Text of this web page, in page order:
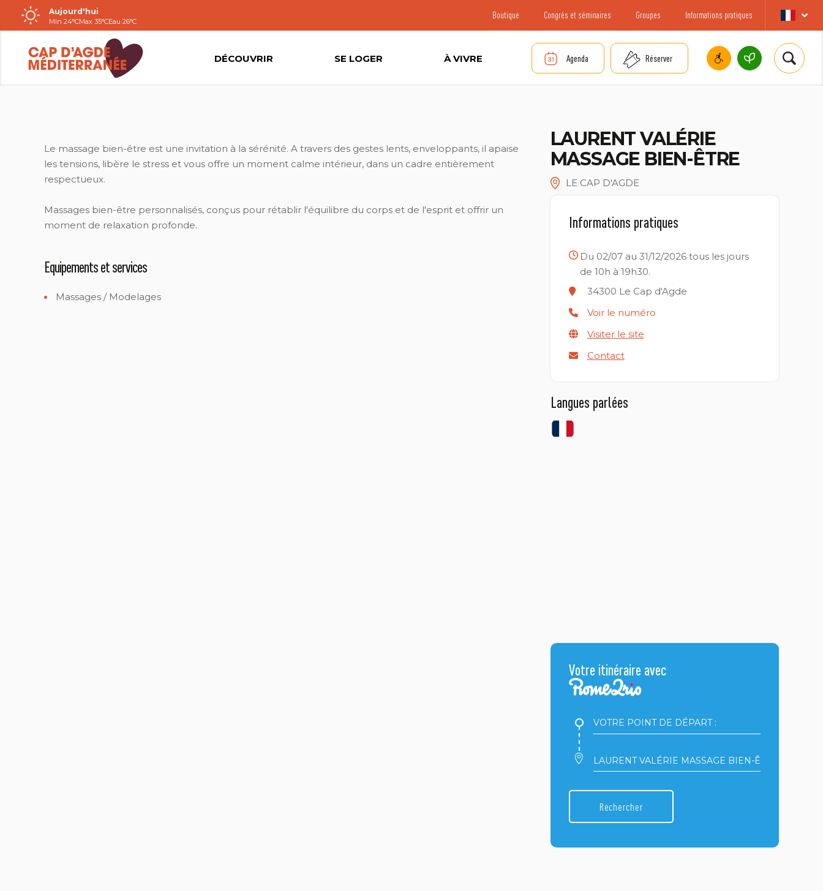
Passer
au
contenu
Aujourd'hui
Min 24°CMax 35°CEau 26°C
Boutique Congrès et séminaires Groupes Informations pratiques
DÉCOUVRIR SE LOGER À VIVRE Agenda Réserver
Le massage bien-être est une invitation à la sérénité. A travers des gestes lents, enveloppants, il apaise
les tensions, libère le stress et vous offre un moment calme intérieur, dans un cadre entièrement
respectueux.
Massages bien-être personnalisés, conçus pour rétablir l'équilibre du corps et de l'esprit et offrir un
moment de relaxation profonde.
Equipements et services
Massages / Modelages
LAURENT VALÉRIE
MASSAGE BIEN-ÊTRE
LE CAP D'AGDE
Informations pratiques
Du 02/07 au 31/12/2026 tous les jours
de 10h à 19h30.
34300 Le Cap d'Agde
Voir le numéro
Visiter le site
Contact
Langues parlées
Votre itinéraire avec
Votre
point
:Votre
point
Rechercher